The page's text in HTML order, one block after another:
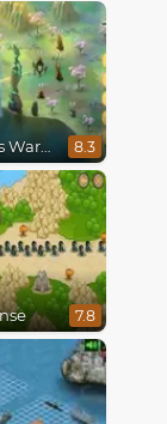
Civilizations Wars Master Edition 8.3
7.8